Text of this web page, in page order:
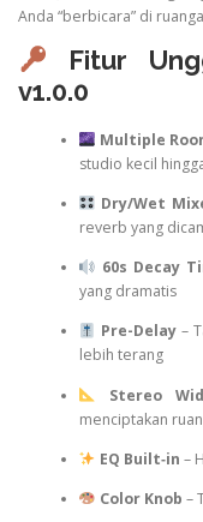
Anda “berbicara” di
Fitur
v1.0.0
Multiple
studio kecil
Dry/Wet
reverb yang
60s Decay
yang dramatis
Pre-Delay–
lebih terang
Stereo
menciptakan
EQ Built‑in –
Color Knob –